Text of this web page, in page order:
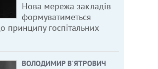
Нова мережа закладів
формуватиметься
принципу госпітальних
ВОЛОДИМИР В'ЯТРОВИЧ